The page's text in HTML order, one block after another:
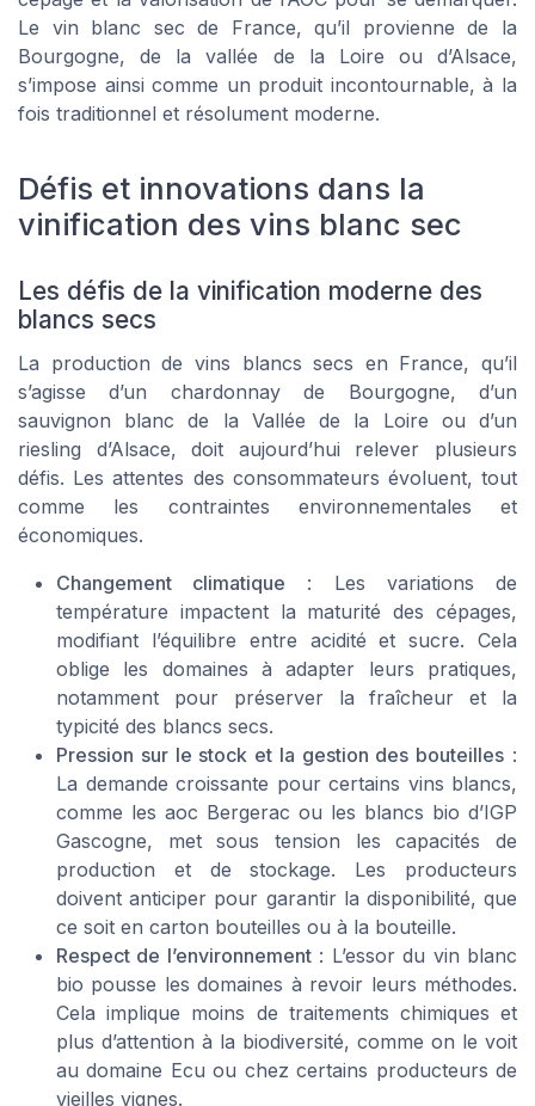
Le vin blanc sec de France, qu’il provienne de la
Bourgogne, de la vallée de la Loire ou d’Alsace,
s’impose ainsi comme un produit incontournable, à la
fois traditionnel et résolument moderne.
Défis et innovations dans la
vinification des vins blanc sec
Les défis de la vinification moderne des
blancs secs
La production de vins blancs secs en France, qu’il
s’agisse d’un chardonnay de Bourgogne, d’un
sauvignon blanc de la Vallée de la Loire ou d’un
riesling d’Alsace, doit aujourd’hui relever plusieurs
défis. Les attentes des consommateurs évoluent, tout
comme les contraintes environnementales et
économiques.
Changement climatique : Les variations de
température impactent la maturité des cépages,
modifiant l’équilibre entre acidité et sucre. Cela
oblige les domaines à adapter leurs pratiques,
notamment pour préserver la fraîcheur et la
typicité des blancs secs.
Pression sur le stock et la gestion des bouteilles :
La demande croissante pour certains vins blancs,
comme les aoc Bergerac ou les blancs bio d’IGP
Gascogne, met sous tension les capacités de
production et de stockage. Les producteurs
doivent anticiper pour garantir la disponibilité, que
ce soit en carton bouteilles ou à la bouteille.
Respect de l’environnement: L’essor du vin blanc
bio pousse les domaines à revoir leurs méthodes.
Cela implique moins de traitements chimiques et
plus d’attention à la biodiversité, comme on le voit
au domaine Ecu ou chez certains producteurs de
vieilles vignes.